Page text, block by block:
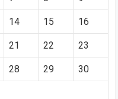
14 15 16
21 22 23
28 29 30